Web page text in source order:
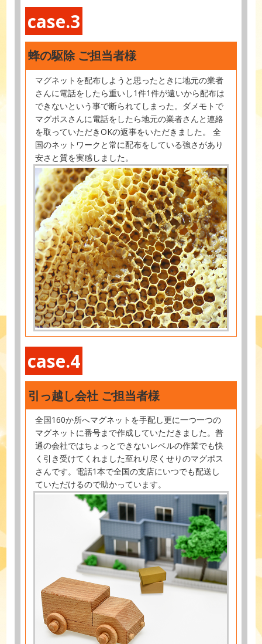
case.3
蜂の駆除 ご担当者様
マグネットを配布しようと思ったときに地元の業者
さんに電話をしたら重いし1件1件が遠いから配布は
できないという事で断られてしまった。ダメモトで
マグポスさんに電話をしたら地元の業者さんと連絡
を取っていただきOKの返事をいただきました。 全
国のネットワークと常に配布をしている強さがあり
安さと質を実感しました。
case.4
引っ越し会社 ご担当者様
全国160か所へマグネットを手配し更に一つ一つの
マグネットに番号まで作成していただきました。普
通の会社ではちょっとできないレベルの作業でも快
く引き受けてくれました至れり尽くせりのマグポス
さんです。電話1本で全国の支店にいつでも配送し
ていただけるので助かっています。